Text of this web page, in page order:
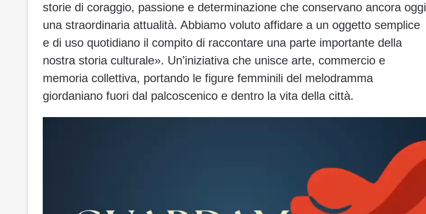
storie di coraggio, passione e determinazione che conservano ancora oggi
una straordinaria attualità. Abbiamo voluto affidare a un oggetto semplice
e di uso quotidiano il compito di raccontare una parte importante della
nostra storia culturale». Un’iniziativa che unisce arte, commercio e
memoria collettiva, portando le figure femminili del melodramma
giordaniano fuori dal palcoscenico e dentro la vita della città.